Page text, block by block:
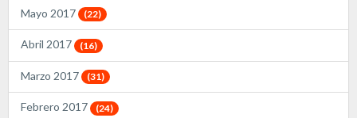
Mayo 2017 (22)
Abril 2017 (16)
Marzo 2017 (31)
Febrero 2017 (24)